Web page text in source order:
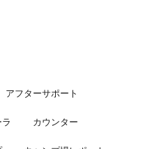
アフターサポート
カウンター